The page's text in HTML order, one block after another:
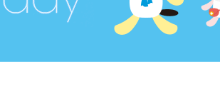
JAN/EANコー